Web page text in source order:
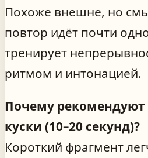
Похоже внешне, но
повтор идёт почти
тренирует
ритмом и интонацией.
Почему рекомендуют
куски (10–20 секунд)?
Короткий фрагмент